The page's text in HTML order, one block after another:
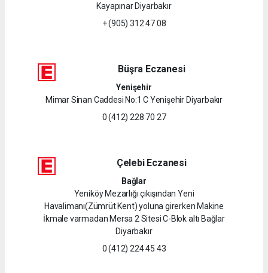
Kayapınar Diyarbakır
+ (905) 312 47 08
Büşra Eczanesi
Yenişehir
Mimar Sinan Caddesi No:1 C Yenişehir Diyarbakır
0 (412) 228 70 27
Çelebi Eczanesi
Bağlar
Yeniköy Mezarlığı çıkışından Yeni
Havalimanı(Zümrüt Kent) yoluna girerken Makine
İkmale varmadan Mersa 2 Sitesi C-Blok altı Bağlar
Diyarbakır
0 (412) 224 45 43